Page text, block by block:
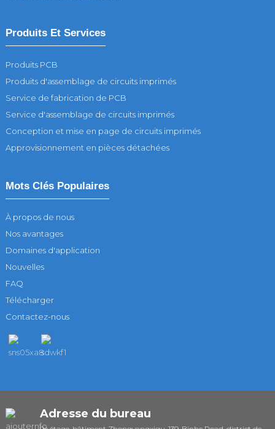
Produits Et Services
Produits PCB
Produits d'assemblage de circuits imprimés
Service de fabrication de PCB
Service d'assemblage de circuits imprimés
Conception et mise en page de circuits imprimés
Approvisionnement en pièces détachées
Mots Clés Populaires
À propos de nous
Nos avantages
Domaines d'application
Nouvelles
FAQ
Télécharger
Contactez-nous
Adresse du bureau